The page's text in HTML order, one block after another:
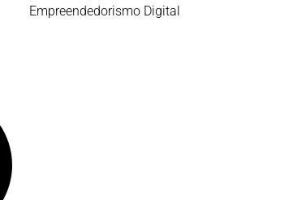
Empreendedorismo Digital